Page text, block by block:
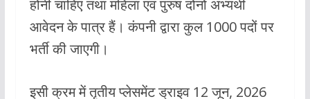
होनी चाहिए तथा महिला एवं पुरुष दोनों अभ्यर्थी
आवेदन के पात्र हैं। कंपनी द्वारा कुल 1000 पदों पर
भर्ती की जाएगी।
इसी क्रम में तृतीय प्लेसमेंट ड्राइव 12 जून, 2026